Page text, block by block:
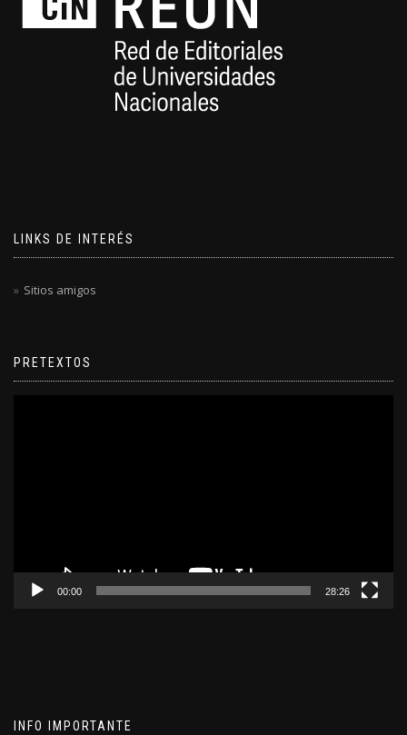
LINKS DE INTERÉS
Sitios amigos
PRETEXTOS
00:00 28:26
INFO IMPORTANTE